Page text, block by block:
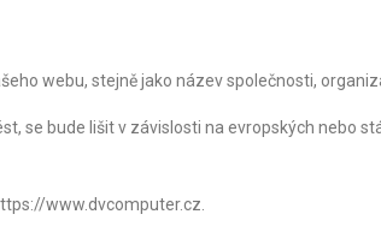
webu, stejně jako název společnosti,
se bude lišit v závislosti na evropských nebo
www.dvcomputer.cz.